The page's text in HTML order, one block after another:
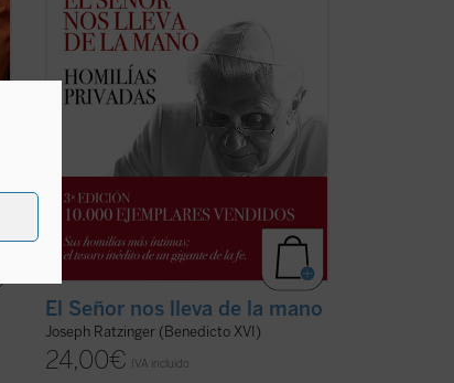
Iglesia y la actualidad de la vida del
creyente. ...(ver ficha)
El Señor nos lleva de la mano
Joseph Ratzinger (Benedicto XVI)
24,00€ IVA incluido